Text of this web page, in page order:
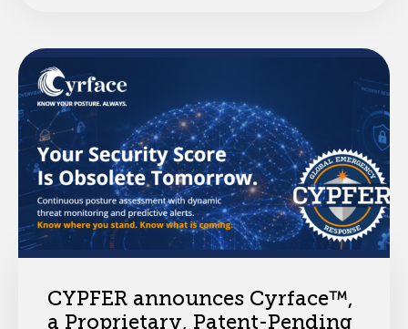
CYPFER announces Cyrface™,
a Proprietary, Patent-Pending